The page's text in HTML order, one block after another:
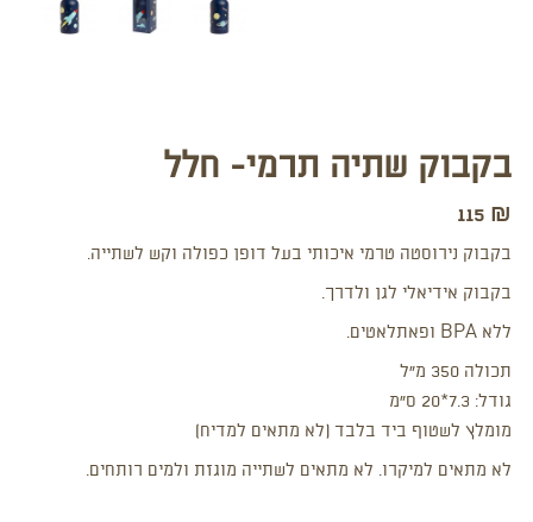
בקבוק שתיה תרמי- חלל
115 ₪
בקבוק נירוסטה טרמי איכותי בעל דופן כפולה וקש לשתייה.
בקבוק אידיאלי לגן ולדרך.
ללא BPA ופאתלאטים.
תכולה 350 מ”ל
גודל: 7.3*20 ס”מ
מומלץ לשטוף ביד בלבד (לא מתאים למדיח)
לא מתאים למיקרו. לא מתאים לשתייה מוגזת ולמים רותחים.